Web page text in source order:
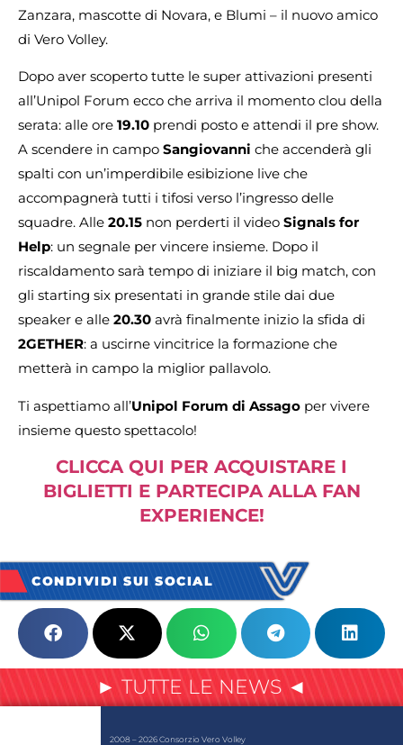
Zanzara, mascotte di Novara, e Blumi – il nuovo amico
di Vero Volley.
Dopo aver scoperto tutte le super attivazioni presenti
all’Unipol Forum ecco che arriva il momento clou della
serata: alle ore 19.10 prendi posto e attendi il pre show.
A scendere in campo Sangiovanni che accenderà gli
spalti con un’imperdibile esibizione live che
accompagnerà tutti i tifosi verso l’ingresso delle
squadre. Alle 20.15 non perderti il video Signals for
Help: un segnale per vincere insieme. Dopo il
riscaldamento sarà tempo di iniziare il big match, con
gli starting six presentati in grande stile dai due
speaker e alle 20.30 avrà finalmente inizio la sfida di
2GETHER: a uscirne vincitrice la formazione che
metterà in campo la miglior pallavolo.
Ti aspettiamo all’Unipol Forum di Assago per vivere
insieme questo spettacolo!
CLICCA QUI PER ACQUISTARE I
BIGLIETTI E PARTECIPA ALLA FAN
EXPERIENCE!
CONDIVIDI SUI SOCIAL
► TUTTE LE NEWS ◄
2008 – 2026 Consorzio Vero Volley